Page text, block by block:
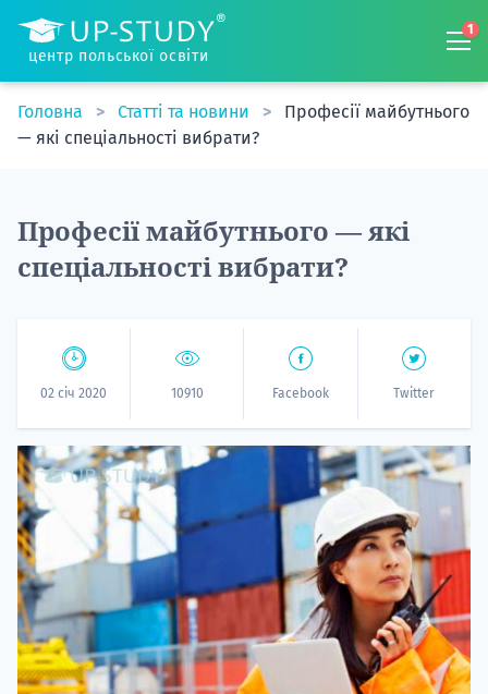
центр польської освіти
1
Головна Статті та новини
Професії майбутнього
— які спеціальності вибрати?
Професії майбутнього — які
спеціальності вибрати?
02 січ 2020 10910 Facebook Twitter
НАБІР